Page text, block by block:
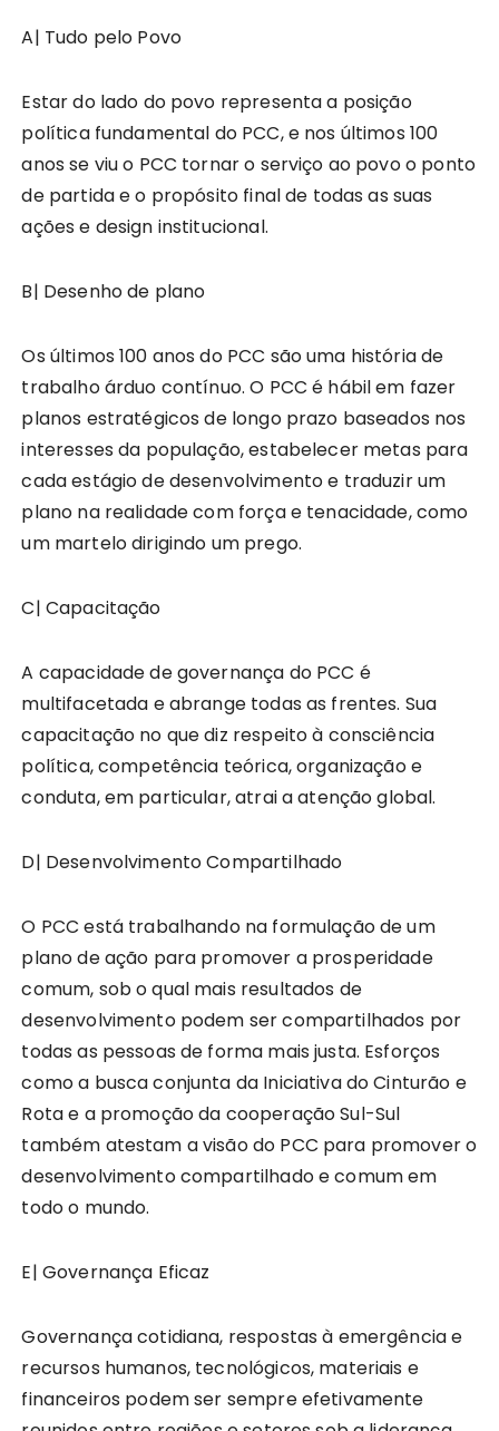
A| Tudo pelo Povo
Estar do lado do povo representa a posição
política fundamental do PCC, e nos últimos 100
anos se viu o PCC tornar o serviço ao povo o ponto
de partida e o propósito final de todas as suas
ações e design institucional.
B| Desenho de plano
Os últimos 100 anos do PCC são uma história de
trabalho árduo contínuo. O PCC é hábil em fazer
planos estratégicos de longo prazo baseados nos
interesses da população, estabelecer metas para
cada estágio de desenvolvimento e traduzir um
plano na realidade com força e tenacidade, como
um martelo dirigindo um prego.
C| Capacitação
A capacidade de governança do PCC é
multifacetada e abrange todas as frentes. Sua
capacitação no que diz respeito à consciência
política, competência teórica, organização e
conduta, em particular, atrai a atenção global.
D| Desenvolvimento Compartilhado
O PCC está trabalhando na formulação de um
plano de ação para promover a prosperidade
comum, sob o qual mais resultados de
desenvolvimento podem ser compartilhados por
todas as pessoas de forma mais justa. Esforços
como a busca conjunta da Iniciativa do Cinturão e
Rota e a promoção da cooperação Sul-Sul
também atestam a visão do PCC para promover o
desenvolvimento compartilhado e comum em
todo o mundo.
E| Governança Eficaz
Governança cotidiana, respostas à emergência e
recursos humanos, tecnológicos, materiais e
financeiros podem ser sempre efetivamente